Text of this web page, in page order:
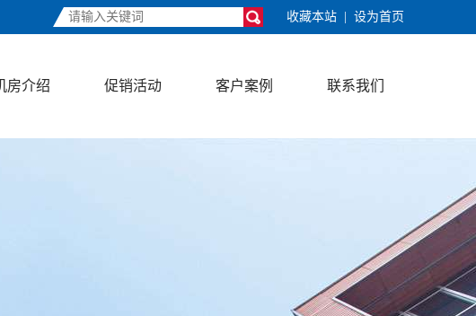
收藏本站 设为首页
房介绍 促销活动 客户案例 联系我们